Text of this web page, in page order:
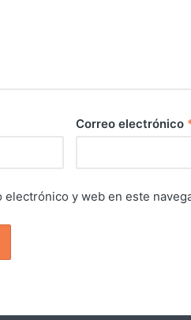
Correo electrónico
electrónico y web en este